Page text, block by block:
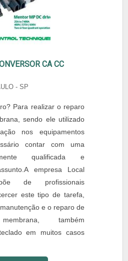
CA CC
- SP
Para realizar o reparo
sendo ele utilizado
nos equipamentos
contar com uma
qualificada e
empresa Local
de profissionais
este tipo de tarefa,
e o reparo de
também
em muitos casos